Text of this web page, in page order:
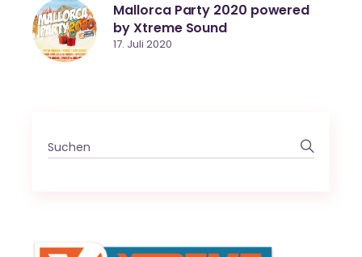
Mallorca Party 2020 powered
by Xtreme Sound
17. Juli 2020
Search
for: